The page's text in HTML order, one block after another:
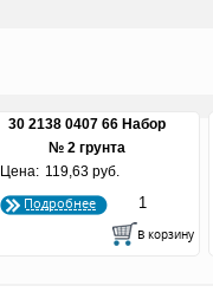
30 2138 0407 66 Набор
№ 2 грунта
декоративного среднего
(фракция 5-8 мм)
упаковка пластиковая
Цена: 119,63 руб.
Подробнее